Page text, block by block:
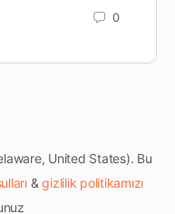
0
United States). Bu
&gizlilik politikamızı